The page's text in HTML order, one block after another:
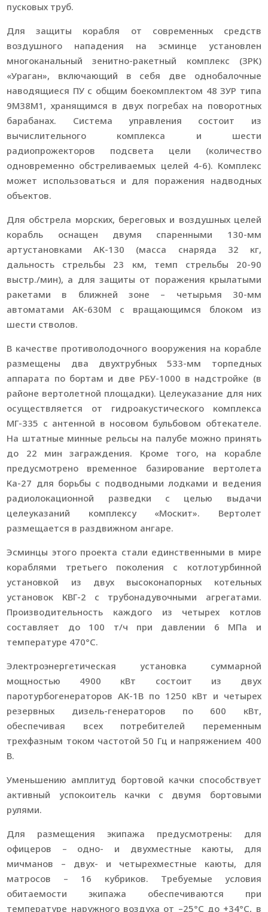
пусковых труб.
Для защиты корабля от современных средств
воздушного нападения на эсминце установлен
многоканальный зенитно-ракетный комплекс (ЗРК)
«Ураган», включающий в себя две однобалочные
наводящиеся ПУ с общим боекомплектом 48 ЗУР типа
9М38М1, хранящимся в двух погребах на поворотных
барабанах. Система управления состоит из
вычислительного комплекса и шести
радиопрожекторов подсвета цели (количество
одновременно обстреливаемых целей 4-6). Комплекс
может использоваться и для поражения надводных
объектов.
Для обстрела морских, береговых и воздушных целей
корабль оснащен двумя спаренными 130-мм
артустановками АК-130 (масса снаряда 32 кг,
дальность стрельбы 23 км, темп стрельбы 20-90
выстр./мин), а для защиты от поражения крылатыми
ракетами в ближней зоне – четырьмя 30-мм
автоматами АК-630М с вращающимся блоком из
шести стволов.
В качестве противолодочного вооружения на корабле
размещены два двухтрубных 533-мм торпедных
аппарата по бортам и две РБУ-1000 в надстройке (в
районе вертолетной площадки). Целеуказание для них
осуществляется от гидроакустического комплекса
МГ-335 с антенной в носовом бульбовом обтекателе.
На штатные минные рельсы на палубе можно принять
до 22 мин заграждения. Кроме того, на корабле
предусмотрено временное базирование вертолета
Ка-27 для борьбы с подводными лодками и ведения
радиолокационной разведки с целью выдачи
целеуказаний комплексу «Москит». Вертолет
размещается в раздвижном ангаре.
Эсминцы этого проекта стали единственными в мире
кораблями третьего поколения с котлотурбинной
установкой из двух высоконапорных котельных
установок КВГ-2 с трубонадувочными агрегатами.
Производительность каждого из четырех котлов
составляет до 100 т/ч при давлении 6 МПа и
температуре 470°С.
Электроэнергетическая установка суммарной
мощностью 4900 кВт состоит из двух
паротурбогенераторов АК-1В по 1250 кВт и четырех
резервных дизель-генераторов по 600 кВт,
обеспечивая всех потребителей переменным
трехфазным током частотой 50 Гц и напряжением 400
В.
Уменьшению амплитуд бортовой качки способствует
активный успокоитель качки с двумя бортовыми
рулями.
Для размещения экипажа предусмотрены: для
офицеров – одно- и двухместные каюты, для
мичманов – двух- и четырехместные каюты, для
матросов – 16 кубриков. Требуемые условия
обитаемости экипажа обеспечиваются при
температуре наружного воздуха от –25°С до +34°С, в